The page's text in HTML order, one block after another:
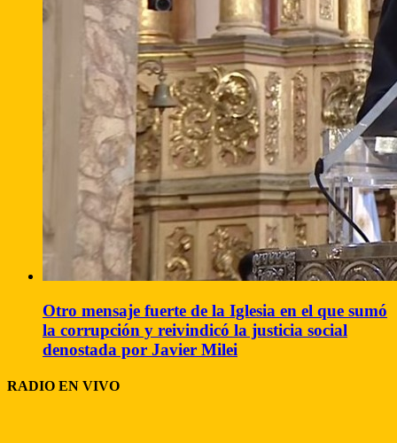
Otro mensaje fuerte de la Iglesia en el que sumó
la corrupción y reivindicó la justicia social
denostada por Javier Milei
RADIO EN VIVO